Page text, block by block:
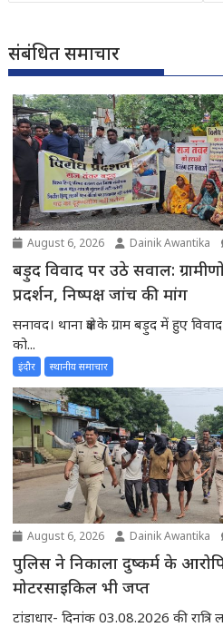
संबंधित समाचार
August 6, 2026 Dainik Awantika
बड़ुद विवाद पर उठे सवाल:
प्रदर्शन, निष्पक्ष जांच की मांग
सनावद। थाना क्षेत्र के ग्राम बड़ुद में हुए
को...
इंदौर स्थानीय समाचार
August 6, 2026 Dainik Awantika
पुलिस ने निकाला दुष्कर्म के
मोटरसाइकिल भी जप्त
टांडाधार- दिनांक 03.08.2026 की